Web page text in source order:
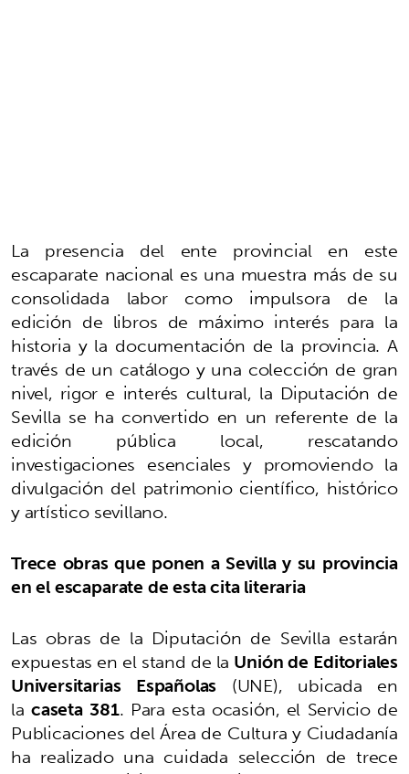
La presencia del ente provincial en este
escaparate nacional es una muestra más de su
consolidada labor como impulsora de la
edición de libros de máximo interés para la
historia y la documentación de la provincia. A
través de un catálogo y una colección de gran
nivel, rigor e interés cultural, la Diputación de
Sevilla se ha convertido en un referente de la
edición pública local, rescatando
investigaciones esenciales y promoviendo la
divulgación del patrimonio científico, histórico
y artístico sevillano.
Trece obras que ponen a Sevilla y su provincia
en el escaparate de esta cita literaria
Las obras de la Diputación de Sevilla estarán
expuestas en el stand de la Unión de Editoriales
Universitarias Españolas (UNE), ubicada en
la caseta 381. Para esta ocasión, el Servicio de
Publicaciones del Área de Cultura y Ciudadanía
ha realizado una cuidada selección de trece